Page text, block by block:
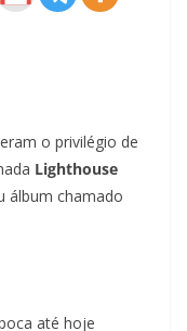
o privilégio de
Lighthouse
álbum chamado
até hoje